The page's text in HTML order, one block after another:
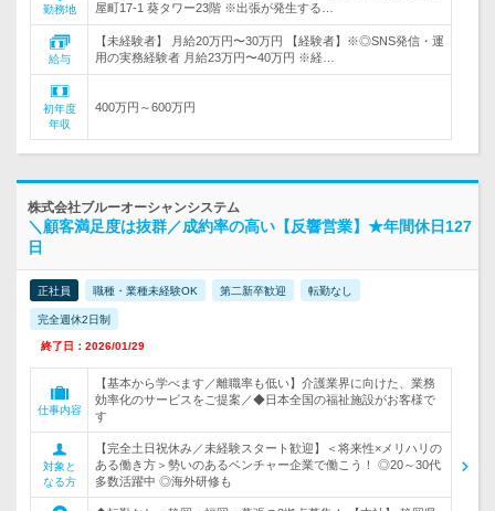
勤務地
屋町17-1 葵タワー23階 ※出張が発生する…
給与
【未経験者】 月給20万円〜30万円 【経験者】※◎SNS発信・運
用の実務経験者 月給23万円〜40万円 ※経…
初年度
年収
400万円～600万円
株式会社ブルーオーシャンシステム
＼顧客満足度は抜群／成約率の高い【反響営業】★年間休日127
日
正社員 職種・業種未経験OK 第二新卒歓迎 転勤なし
完全週休2日制
終了日：2026/01/29
仕事内容
【基本から学べます／離職率も低い】介護業界に向けた、業務
効率化のサービスをご提案／◆日本全国の福祉施設がお客様で
す
対象と
なる方
【完全土日祝休み／未経験スタート歓迎】＜将来性×メリハリの
ある働き方＞勢いのあるベンチャー企業で働こう！ ◎20～30代
多数活躍中 ◎海外研修も